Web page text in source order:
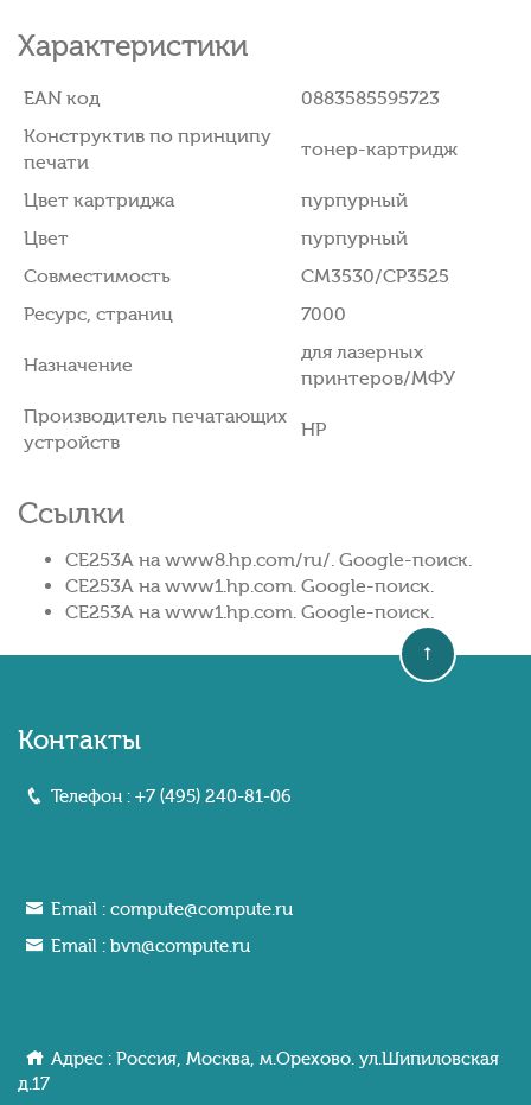
Характеристики
EAN код
0883585595723
Конструктив по принципу
печати
тонер-картридж
Цвет картриджа
пурпурный
Цвет
пурпурный
Совместимость
CM3530/CP3525
Ресурс, страниц
7000
Назначение
для лазерных
принтеров/МФУ
Производитель печатающих
устройств
HP
Ссылки
CE253A на www8.hp.com/ru/. Google-поиск.
CE253A на www1.hp.com. Google-поиск.
CE253A на www1.hp.com. Google-поиск.
Контакты
Телефон : +7 (495) 240-81-06
Email : compute@compute.ru
Email : bvn@compute.ru
Адрес : Россия, Москва, м.Орехово. ул.Шипиловcкaя
д.17